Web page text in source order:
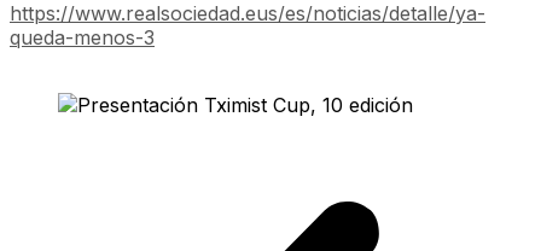
https://www.realsociedad.eus/es/noticias/detalle/ya-
queda-menos-3